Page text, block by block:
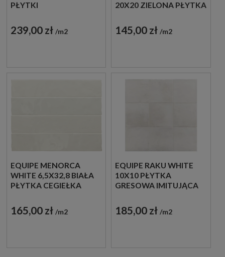
PŁYTKI
IMITUJĄCE LAMELE
239,00 zł m2
20X20 ZIELONA PŁYTKA
DEKORACYJNA
145,00 zł m2
EQUIPE MENORCA
WHITE 6,5X32,8 BIAŁA
PŁYTKA CEGIEŁKA
165,00 zł m2
EQUIPE RAKU WHITE
10X10 PŁYTKA
GRESOWA IMITUJĄCA
185,00 zł m2